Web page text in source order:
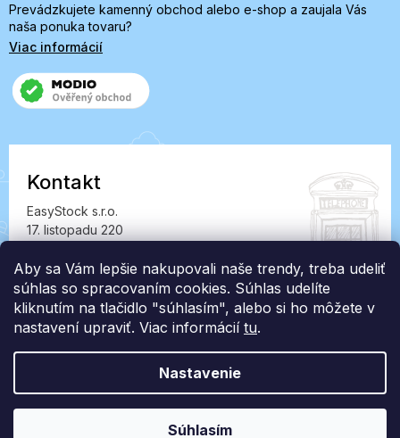
Aby sa Vám lepšie nakupovali naše trendy, treba udeliť
súhlas so spracovaním cookies. Súhlas udelíte
kliknutím na tlačidlo "súhlasím", alebo si ho môžete v
nastavení upraviť. Viac informácií tu.
Nastavenie
Súhlasím
Prevádzkujete kamenný obchod alebo e-shop a zaujala Vás
naša ponuka tovaru?
Viac informácií
Kontakt
EasyStock s.r.o.
17. listopadu 220
IČ: 07727402, DIČ: CZ07727402
info@londonclub.sk